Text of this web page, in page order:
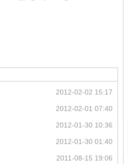
2012-02-02 15:17
2012-02-01 07:40
2012-01-30 10:36
2012-01-30 01:40
2011-08-15 19:06